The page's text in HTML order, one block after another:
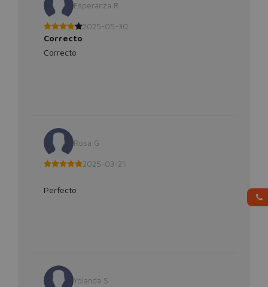
Esperanza R
2025-05-30
Correcto
Correcto
Rosa G
2025-03-21
Perfecto
Yolanda S